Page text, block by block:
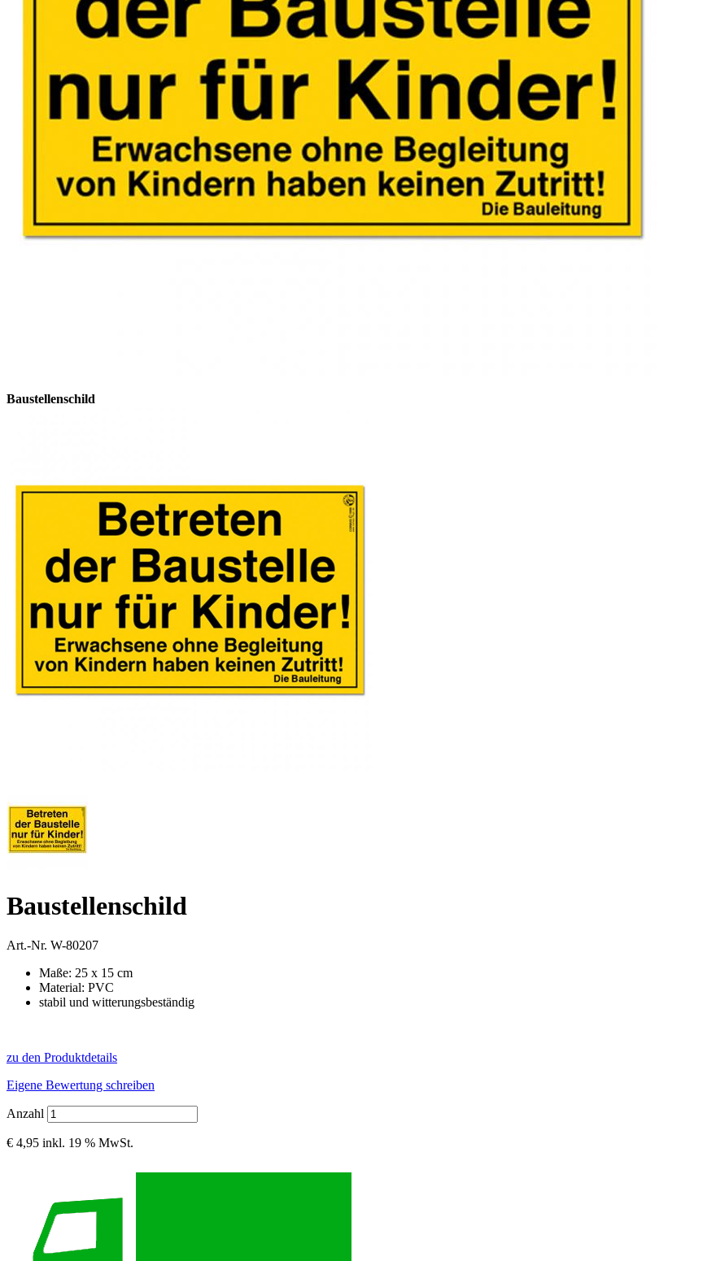
Baustellenschild
Baustellenschild
Art.-Nr. W-80207
Maße: 25 x 15 cm
Material: PVC
stabil und witterungsbeständig
zu den Produktdetails
Eigene Bewertung schreiben
Anzahl
€ 4,95 inkl. 19 % MwSt.